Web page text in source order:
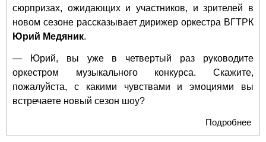
сюрпризах, ожидающих и участников, и зрителей в
новом сезоне рассказывает дирижер оркестра ВГТРК
Юрий Медяник.
— Юрий, вы уже в четвертый раз руководите
оркестром музыкального конкурса. Скажите,
пожалуйста, с какими чувствами и эмоциями вы
встречаете новый сезон шоу?
Подробнее